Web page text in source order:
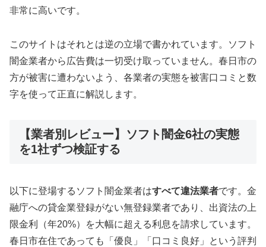
非常に高いです。
このサイトはそれとは逆の立場で書かれています。ソフト
闇金業者から広告費は一切受け取っていません。春日市の
方が被害に遭わないよう、各業者の実態を被害口コミと数
字を使って正直に解説します。
【業者別レビュー】ソフト闇金6社の実態
を1社ずつ検証する
以下に登場するソフト闇金業者はすべて違法業者です。金
融庁への貸金業登録がない無登録業者であり、出資法の上
限金利（年20%）を大幅に超える利息を請求しています。
春日市在住であっても「優良」「口コミ良好」という評判